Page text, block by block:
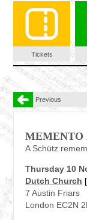
Tickets
Previous
MEMENTO
A Schütz
Thursday 10
Dutch Church [
7 Austin Friars
London EC2N